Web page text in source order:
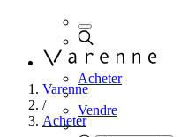
Acheter
Vendre
Varenne
/
Acheter